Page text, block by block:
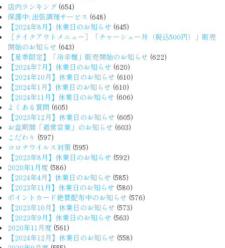
店内ランキング (654)
保護中: 出張調理サービス (648)
【2024年8月】休業日のお知らせ (645)
［テイクアウトメニュー］「チャーシュー丼（税込500円）」販売
開始のお知らせ (643)
【夏季限定】「冷辛麺」販売開始のお知らせ (622)
【2024年7月】休業日のお知らせ (620)
【2024年10月】休業日のお知らせ (610)
【2024年1月】休業日のお知らせ (610)
【2024年11月】休業日のお知らせ (606)
よくある質問 (605)
【2023年12月】休業日のお知らせ (605)
お盆期間「通常営業」のお知らせ (603)
こだわり (597)
コロナウイルス対策 (595)
【2023年8月】休業日のお知らせ (592)
2020年1月度 (586)
【2024年4月】休業日のお知らせ (585)
【2023年11月】休業日のお知らせ (580)
ポイントカード絶賛配布中のお知らせ (576)
【2023年10月】休業日のお知らせ (573)
【2023年9月】休業日のお知らせ (563)
2020年11月度 (561)
【2024年12月】休業日のお知らせ (558)